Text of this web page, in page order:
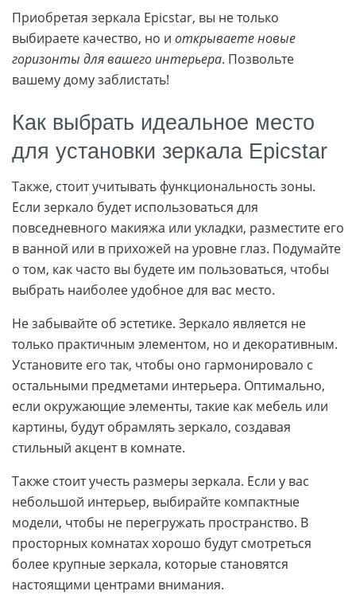
Приобретая зеркала Epicstar, вы не только
выбираете качество, но и открываете новые
горизонты для вашего интерьера. Позвольте
вашему дому заблистать!
Как выбрать идеальное место
для установки зеркала Epicstar
Также, стоит учитывать функциональность зоны.
Если зеркало будет использоваться для
повседневного макияжа или укладки, разместите его
в ванной или в прихожей на уровне глаз. Подумайте
о том, как часто вы будете им пользоваться, чтобы
выбрать наиболее удобное для вас место.
Не забывайте об эстетике. Зеркало является не
только практичным элементом, но и декоративным.
Установите его так, чтобы оно гармонировало с
остальными предметами интерьера. Оптимально,
если окружающие элементы, такие как мебель или
картины, будут обрамлять зеркало, создавая
стильный акцент в комнате.
Также стоит учесть размеры зеркала. Если у вас
небольшой интерьер, выбирайте компактные
модели, чтобы не перегружать пространство. В
просторных комнатах хорошо будут смотреться
более крупные зеркала, которые становятся
настоящими центрами внимания.